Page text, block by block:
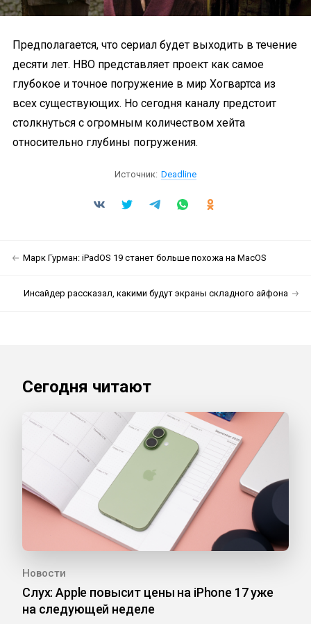
Предполагается, что сериал будет выходить в течение
десяти лет. HBO представляет проект как самое
глубокое и точное погружение в мир Хогвартса из
всех существующих. Но сегодня каналу предстоит
столкнуться с огромным количеством хейта
относительно глубины погружения.
Источник: Deadline
Марк Гурман: iPadOS 19 станет больше похожа на MacOS
Инсайдер рассказал, какими будут экраны складного айфона
Сегодня читают
Новости
Слух: Apple повысит цены на iPhone 17 уже
на следующей неделе